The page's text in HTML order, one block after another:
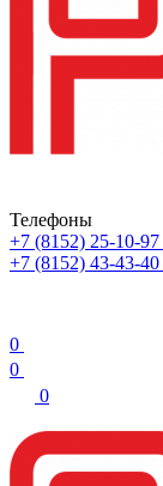
Телефоны
+7 (8152) 25-10-97
+7 (8152) 43-43-40
0
0
0